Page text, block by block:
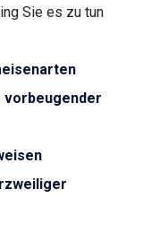
Sie es zu tun
vorbeugender